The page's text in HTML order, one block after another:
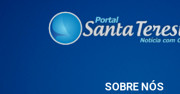
SOBRE NÓS